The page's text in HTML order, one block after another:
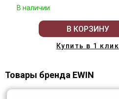
В наличии
В КОРЗИНУ
Купить в 1 клик
Товары бренда EWIN